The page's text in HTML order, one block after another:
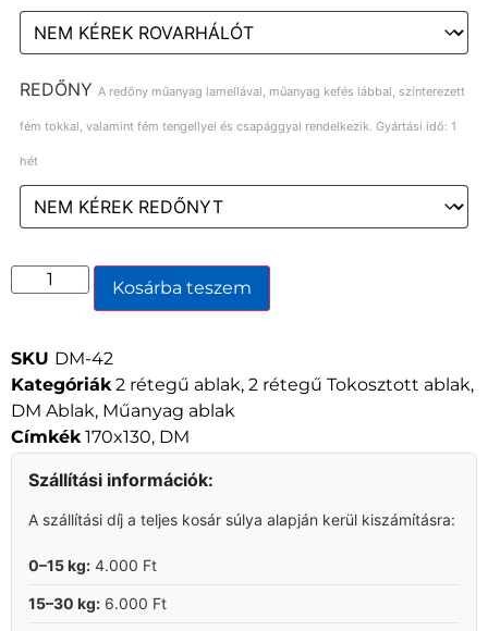
REDŐNY A redőny műanyag lamellával, műanyag kefés lábbal, színterezett
fém tokkal, valamint fém tengellyel és csapággyal rendelkezik. Gyártási idő: 1
hét
Kosárba teszem
SKU DM-42
Kategóriák 2 rétegű ablak, 2 rétegű Tokosztott ablak,
DM Ablak, Műanyag ablak
Címkék 170x130, DM
Szállítási információk:
A szállítási díj a teljes kosár súlya alapján kerül kiszámításra:
0–15 kg: 4.000 Ft
15–30 kg: 6.000 Ft